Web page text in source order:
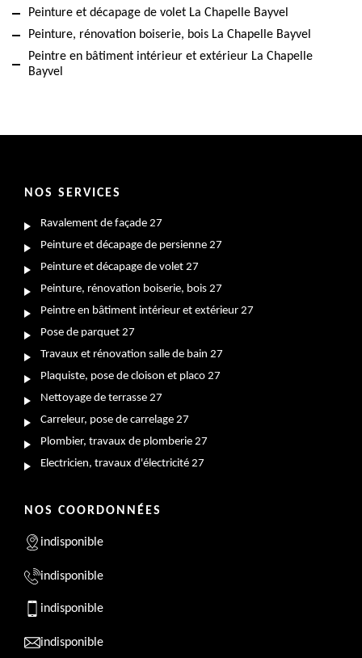
Peinture et décapage de volet La Chapelle Bayvel
Peinture, rénovation boiserie, bois La Chapelle Bayvel
Peintre en bâtiment intérieur et extérieur La Chapelle
Bayvel
NOS SERVICES
Ravalement de façade 27
Peinture et décapage de persienne 27
Peinture et décapage de volet 27
Peinture, rénovation boiserie, bois 27
Peintre en bâtiment intérieur et extérieur 27
Pose de parquet 27
Travaux et rénovation salle de bain 27
Plaquiste, pose de cloison et placo 27
Nettoyage de terrasse 27
Carreleur, pose de carrelage 27
Plombier, travaux de plomberie 27
Electricien, travaux d'électricité 27
NOS COORDONNÉES
indisponible
indisponible
indisponible
indisponible